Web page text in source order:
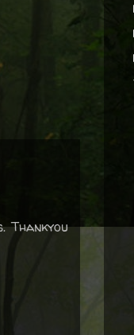
Thankyou